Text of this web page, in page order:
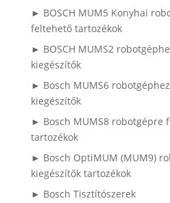
► BOSCH MUM5 Konyhai
feltehető tartozékok
► BOSCH MUMS2
kiegészítők
► Bosch MUMS6
kiegészítők
► Bosch MUMS8 robotgépre
tartozékok
► Bosch OptiMUM (MUM9)
kiegészítők tartozékok
► Bosch Tisztítószerek